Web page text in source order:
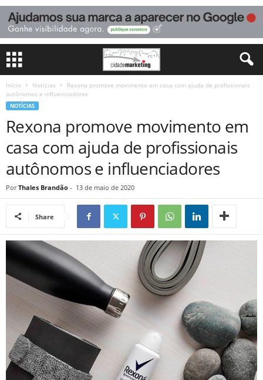
Início Notícias
Rexona promove movimento em casa com ajuda de profissionais
autônomos e influenciadores
NOTÍCIAS
Rexona promove movimento em
casa com ajuda de profissionais
autônomos e influenciadores
Por Thales Brandão - 13 de maio de 2020
Share